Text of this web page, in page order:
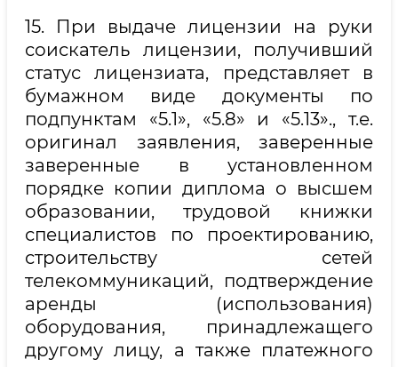
15. При выдаче лицензии на руки
соискатель лицензии, получивший
статус лицензиата, представляет в
бумажном виде документы по
подпунктам «5.1», «5.8» и «5.13»., т.е.
оригинал заявления, заверенные
заверенные в установленном
порядке копии диплома о высшем
образовании, трудовой книжки
специалистов по проектированию,
строительству сетей
телекоммуникаций, подтверждение
аренды (использования)
оборудования, принадлежащего
другому лицу, а также платежного